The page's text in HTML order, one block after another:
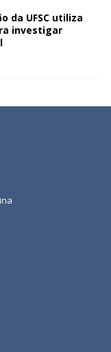
da UFSC utiliza
investigar